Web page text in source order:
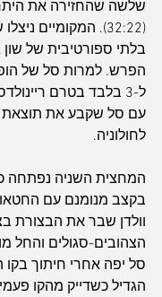
שלשה שהחזירה את
(32:22). המקומיים
הפרש. למרות סל של
ל-3 בלבד בטרם
לחולוניה.
המחצית השניה נפתחה
בקצב מנומנם עם
וולדן שבר את הבצורת
הצהובים-סגולים והחל
סל יפה אחרי חיתוך בקו
הגדיל כשדייק מהקו